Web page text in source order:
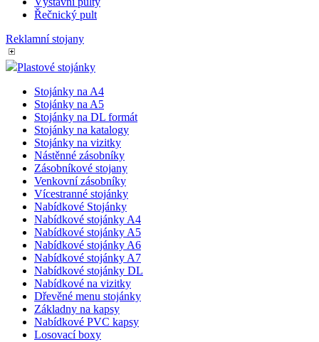
Řečnický pult
Reklamní stojany
Plastové stojánky
Stojánky na A4
Stojánky na A5
Stojánky na DL formát
Stojánky na katalogy
Stojánky na vizitky
Nástěnné zásobníky
Zásobníkové stojany
Venkovní zásobníky
Vícestranné stojánky
Nabídkové Stojánky
Nabídkové stojánky A4
Nabídkové stojánky A5
Nabídkové stojánky A6
Nabídkové stojánky A7
Nabídkové stojánky DL
Nabídkové na vizitky
Dřevěné menu stojánky
Základny na kapsy
Nabídkové PVC kapsy
Losovací boxy